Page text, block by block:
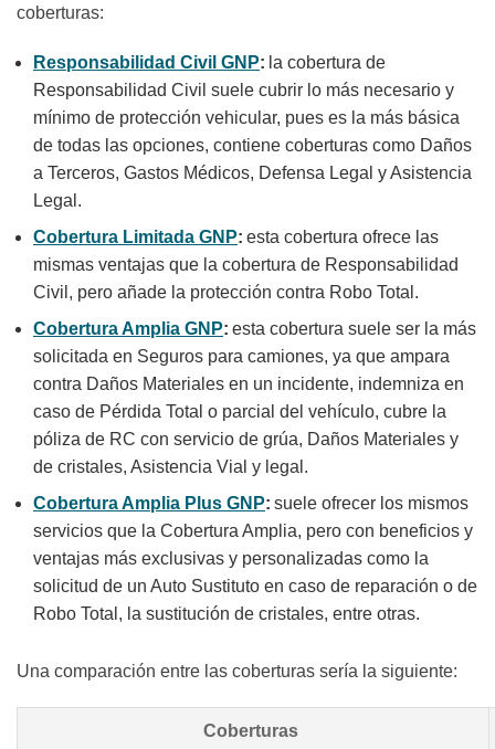
coberturas:
Responsabilidad Civil GNP: la cobertura de
Responsabilidad Civil suele cubrir lo más necesario y
mínimo de protección vehicular, pues es la más básica
de todas las opciones, contiene coberturas como Daños
a Terceros, Gastos Médicos, Defensa Legal y Asistencia
Legal.
Cobertura Limitada GNP: esta cobertura ofrece las
mismas ventajas que la cobertura de Responsabilidad
Civil, pero añade la protección contra Robo Total.
Cobertura Amplia GNP: esta cobertura suele ser la más
solicitada en Seguros para camiones, ya que ampara
contra Daños Materiales en un incidente, indemniza en
caso de Pérdida Total o parcial del vehículo, cubre la
póliza de RC con servicio de grúa, Daños Materiales y
de cristales, Asistencia Vial y legal.
Cobertura Amplia Plus GNP: suele ofrecer los mismos
servicios que la Cobertura Amplia, pero con beneficios y
ventajas más exclusivas y personalizadas como la
solicitud de un Auto Sustituto en caso de reparación o de
Robo Total, la sustitución de cristales, entre otras.
Una comparación entre las coberturas sería la siguiente:
Coberturas